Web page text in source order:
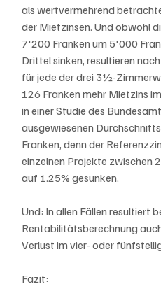
als wertvermehrend
der Mietzinsen. Und obwohl
7'200 Franken um 5'000
Drittel sinken, resultieren
für jede der drei 3½-
126 Franken mehr Mietzins
in einer Studie des
ausgewiesenen
Franken, denn der
einzelnen Projekte zwischen
auf 1.25% gesunken.
Und: In allen Fällen resultiert
Rentabilitätsberechnung
Verlust im vier- oder
Fazit: